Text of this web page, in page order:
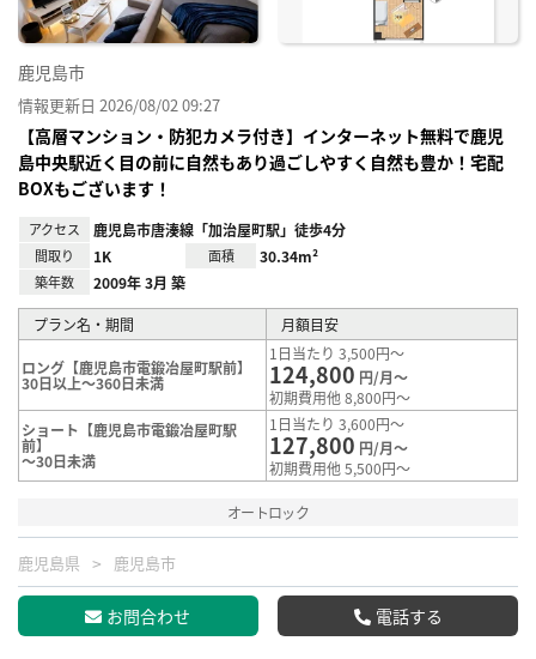
鹿児島市
情報更新日 2026/08/02 09:27
【高層マンション・防犯カメラ付き】インターネット無料で鹿児
島中央駅近く目の前に自然もあり過ごしやすく自然も豊か！宅配
BOXもございます！
アクセス 鹿児島市唐湊線「加治屋町駅」徒歩4分
間取り 1K 面積 30.34m²
築年数 2009年 3月 築
プラン名・期間 月額目安
ロング【鹿児島市電鍛冶屋町駅前】
30日以上～360日未満
1日当たり 3,500円～
124,800 円/月～
初期費用他 8,800円～
ショート【鹿児島市電鍛冶屋町駅
前】
～30日未満
1日当たり 3,600円～
127,800 円/月～
初期費用他 5,500円～
オートロック
鹿児島県 鹿児島市
お問合わせ 電話する